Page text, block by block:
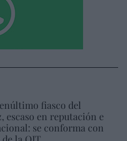
fiasco del
escaso en reputación e
se conforma con